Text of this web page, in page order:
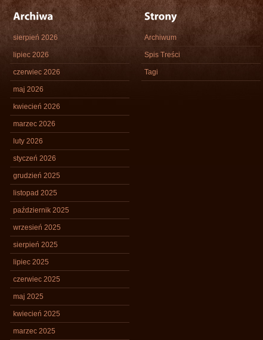
sierpień 2026
lipiec 2026
czerwiec 2026
maj 2026
kwiecień 2026
marzec 2026
luty 2026
styczeń 2026
grudzień 2025
listopad 2025
październik 2025
wrzesień 2025
sierpień 2025
lipiec 2025
czerwiec 2025
maj 2025
kwiecień 2025
marzec 2025
Archiwum
Spis Treści
Tagi